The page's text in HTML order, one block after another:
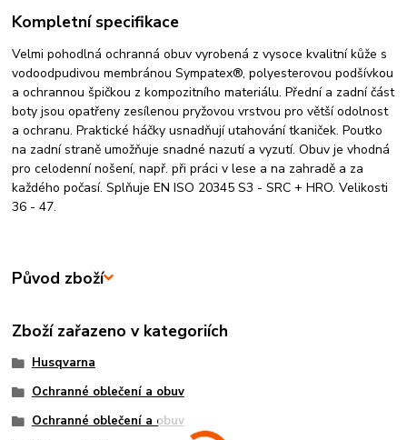
Kompletní specifikace
Velmi pohodlná ochranná obuv vyrobená z vysoce kvalitní kůže s
vodoodpudivou membránou Sympatex®, polyesterovou podšívkou
a ochrannou špičkou z kompozitního materiálu. Přední a zadní část
boty jsou opatřeny zesílenou pryžovou vrstvou pro větší odolnost
a ochranu. Praktické háčky usnadňují utahování tkaniček. Poutko
na zadní straně umožňuje snadné nazutí a vyzutí. Obuv je vhodná
pro celodenní nošení, např. při práci v lese a na zahradě a za
každého počasí. Splňuje EN ISO 20345 S3 - SRC + HRO. Velikosti
36 - 47.
Původ zboží
Zboží zařazeno v kategoriích
Husqvarna
Ochranné oblečení a obuv
Ochranné oblečení a obuv